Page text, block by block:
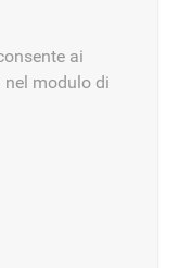
ai
nel modulo di